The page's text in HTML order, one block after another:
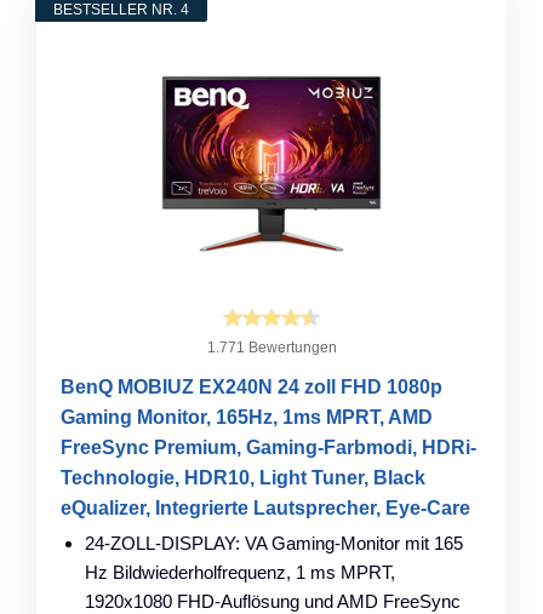
BESTSELLER NR. 4
1.771 Bewertungen
BenQ MOBIUZ EX240N 24 zoll FHD 1080p
Gaming Monitor, 165Hz, 1ms MPRT, AMD
FreeSync Premium, Gaming-Farbmodi, HDRi-
Technologie, HDR10, Light Tuner, Black
eQualizer, Integrierte Lautsprecher, Eye-Care
24-ZOLL-DISPLAY: VA Gaming-Monitor mit 165
Hz Bildwiederholfrequenz, 1 ms MPRT,
1920x1080 FHD-Auflösung und AMD FreeSync